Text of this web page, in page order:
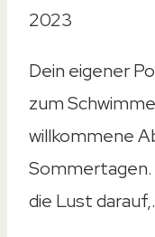
2023
Dein eigener
zum
willkommene
die Lust